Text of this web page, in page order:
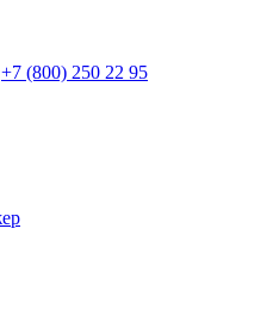
+7 (800) 250 22 95